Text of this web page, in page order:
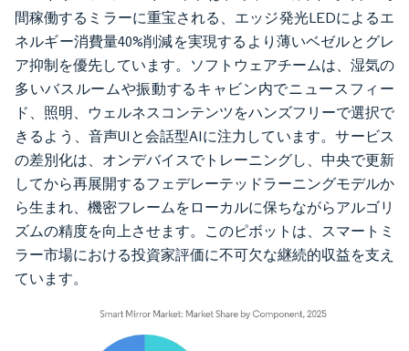
間稼働するミラーに重宝される、エッジ発光LEDによるエ
ネルギー消費量40%削減を実現するより薄いベゼルとグレ
ア抑制を優先しています。ソフトウェアチームは、湿気の
多いバスルームや振動するキャビン内でニュースフィー
ド、照明、ウェルネスコンテンツをハンズフリーで選択で
きるよう、音声UIと会話型AIに注力しています。サービス
の差別化は、オンデバイスでトレーニングし、中央で更新
してから再展開するフェデレーテッドラーニングモデルか
ら生まれ、機密フレームをローカルに保ちながらアルゴリ
ズムの精度を向上させます。このピボットは、スマートミ
ラー市場における投資家評価に不可欠な継続的収益を支え
ています。